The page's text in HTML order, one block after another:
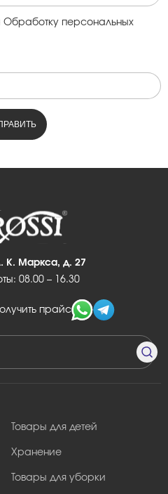
Обработку персональных
К. Маркса, д. 27
08.00 – 16.30
прайс
Товары для детей
Хранение
Товары для уборки